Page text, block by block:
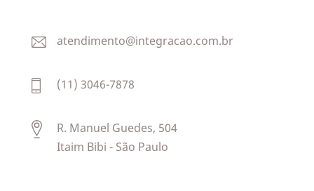
atendimento@integracao.com.br
(11) 3046-7878
R. Manuel Guedes, 504
Itaim Bibi - São Paulo